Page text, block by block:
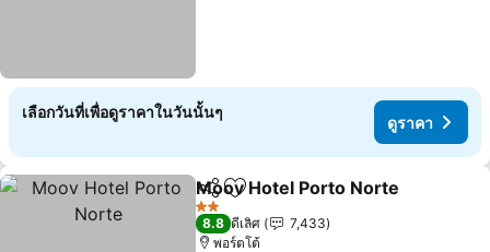
เลือกวันที่เพื่อดูราคาในวันนั้นๆ
ดูราคา
แชร์ เพิ่มในรายการโปรด
Moov Hotel Porto Norte
2 ดาว
8.8 ดีเลิศ
7,433
พอร์ตโต้